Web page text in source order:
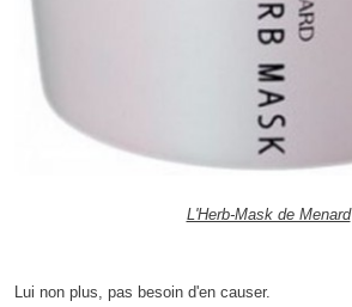
L'Herb-Mask de Menard
Lui non plus, pas besoin d'en causer.